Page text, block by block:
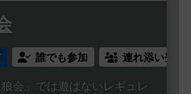
誰でも参加 連れ添い登録
会」では遊ばないレギュレ